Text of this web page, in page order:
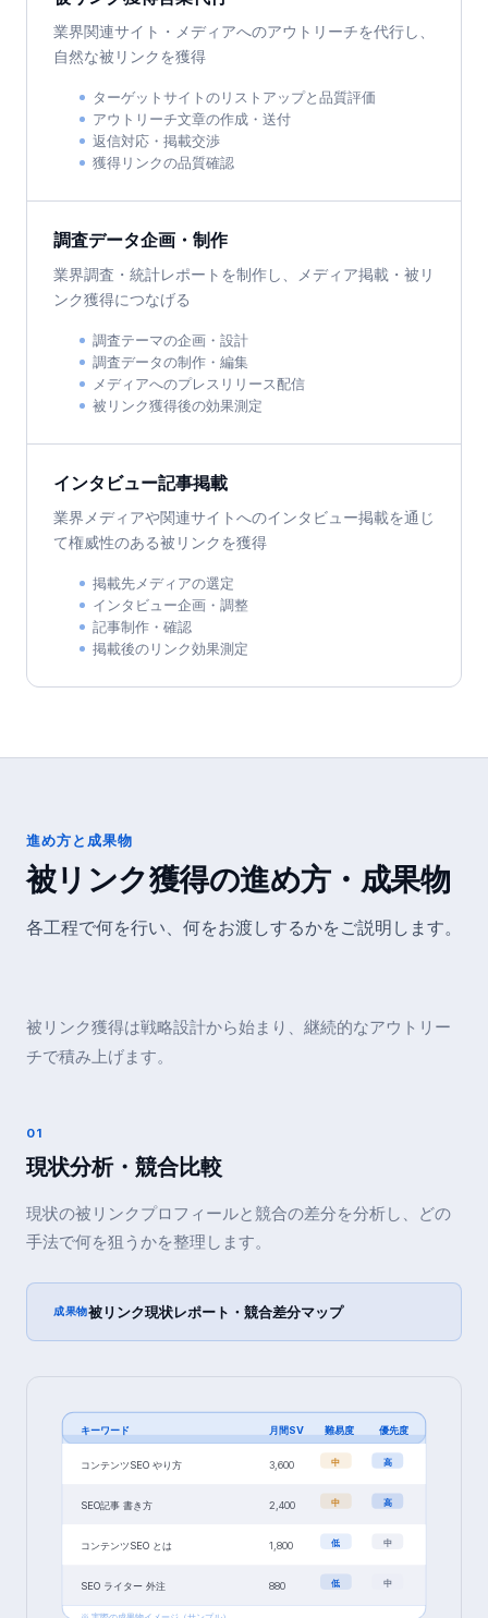
業界関連サイト・メディアへのアウトリーチを代行し、
自然な被リンクを獲得
ターゲットサイトのリストアップと品質評価
アウトリーチ文章の作成・送付
返信対応・掲載交渉
獲得リンクの品質確認
調査データ企画・制作
業界調査・統計レポートを制作し、メディア掲載・被リ
ンク獲得につなげる
調査テーマの企画・設計
調査データの制作・編集
メディアへのプレスリリース配信
被リンク獲得後の効果測定
インタビュー記事掲載
業界メディアや関連サイトへのインタビュー掲載を通じ
て権威性のある被リンクを獲得
掲載先メディアの選定
インタビュー企画・調整
記事制作・確認
掲載後のリンク効果測定
進め方と成果物
被リンク獲得の進め方・成果物
各工程で何を行い、何をお渡しするかをご説明します。
被リンク獲得は戦略設計から始まり、継続的なアウトリー
チで積み上げます。
01
現状分析・競合比較
現状の被リンクプロフィールと競合の差分を分析し、どの
手法で何を狙うかを整理します。
成果物被リンク現状レポート・競合差分マップ
キーワード 月間SV 難易度 優先度
コンテンツSEO やり方 3,600 中 高
SEO記事 書き方 2,400 中 高
コンテンツSEO とは 1,800 低 中
SEO ライター 外注 880 低 中